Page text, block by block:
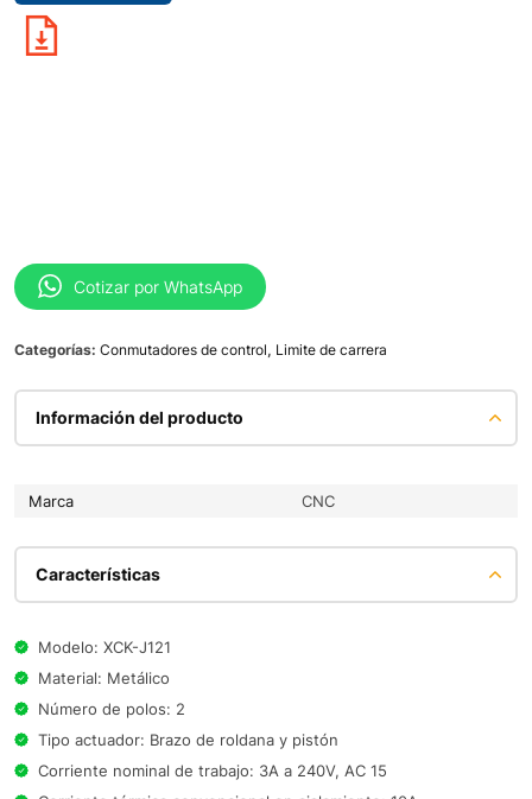
Cotizar por WhatsApp
Categorías: Conmutadores de control, Limite de carrera
Información del producto
Marca CNC
Características
Modelo: XCK-J121
Material: Metálico
Número de polos: 2
Tipo actuador: Brazo de roldana y pistón
Corriente nominal de trabajo: 3A a 240V, AC 15